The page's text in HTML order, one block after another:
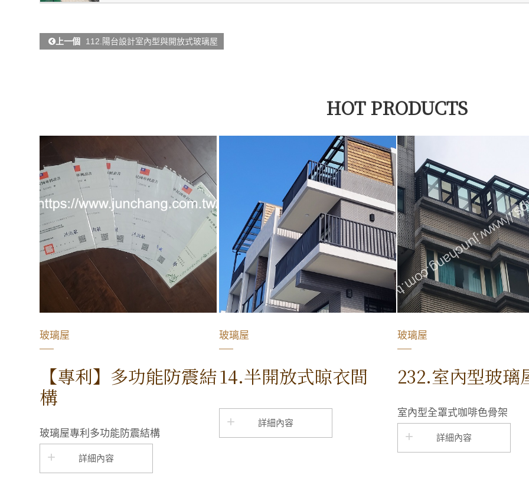
上一個 112.陽台設計室內型與開放式玻璃屋
HOT PRODUCTS
玻璃屋
【專利】多功能防震結
構
玻璃屋專利多功能防震結構
詳細內容
玻璃屋
14.半開放式晾衣間
詳細內容
玻璃屋
232.室內型玻璃
室內型全罩式咖啡色骨架
詳細內容